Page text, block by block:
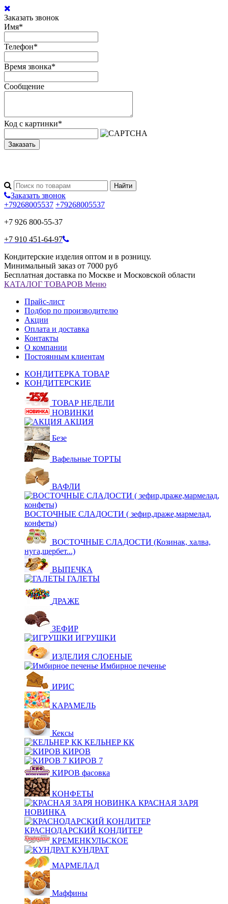
Заказать звонок
Имя*
Телефон*
Время звонка*
Сообщение
Код с картинки*
Заказать
Заказать звонок
+79268005537 +79268005537
+7 926 800-55-37
+7 910 451-64-97
Кондитерские изделия оптом и в розницу.
Минимальный заказ от 7000 руб
Бесплатная доставка по Москве и Московской области
КАТАЛОГ ТОВАРОВ Меню
Прайс-лист
Подбор по производителю
Акции
Оплата и доставка
Контакты
О компании
Постоянным клиентам
КОНДИТЕРКА ТОВАР
КОНДИТЕРСКИЕ
ТОВАР НЕДЕЛИ
НОВИНКИ
АКЦИЯ
Безе
Вафельные ТОРТЫ
ВАФЛИ
ВОСТОЧНЫЕ СЛАДОСТИ ( зефир,драже,мармелад,
конфеты)
ВОСТОЧНЫЕ СЛАДОСТИ (Козинак, халва,
нуга,щербет...)
ВЫПЕЧКА
ГАЛЕТЫ
ДРАЖЕ
ЗЕФИР
ИГРУШКИ
ИЗДЕЛИЯ СЛОЕНЫЕ
Имбирное печенье
ИРИС
КАРАМЕЛЬ
Кексы
КЕЛЬНЕР КК
КИРОВ
КИРОВ 7
КИРОВ фасовка
КОНФЕТЫ
КРАСНАЯ ЗАРЯ
НОВИНКА
КРАСНОДАРСКИЙ КОНДИТЕР
КРЕМЕНКУЛЬСКОЕ
КУНДРАТ
МАРМЕЛАД
Маффины